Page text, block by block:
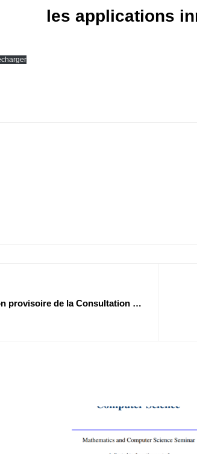
les applications
provisoire de la Consultation N°